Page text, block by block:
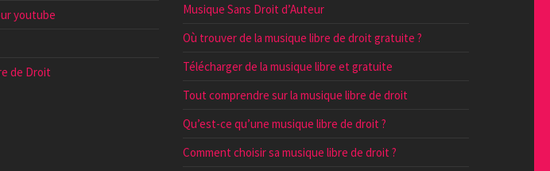
youtube
de Droit
Musique Sans Droit d’Auteur
Où trouver de la musique libre de droit gratuite ?
Télécharger de la musique libre et gratuite
Tout comprendre sur la musique libre de droit
Qu’est-ce qu’une musique libre de droit ?
Comment choisir sa musique libre de droit ?